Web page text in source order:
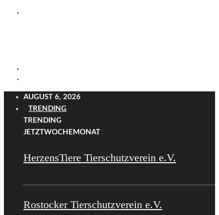
AUGUST 6, 2026
TRENDING
TRENDING
JETZTWOCHE MONAT
HerzensTiere Tierschutzverein e.V.
Rostocker Tierschutzverein e.V.